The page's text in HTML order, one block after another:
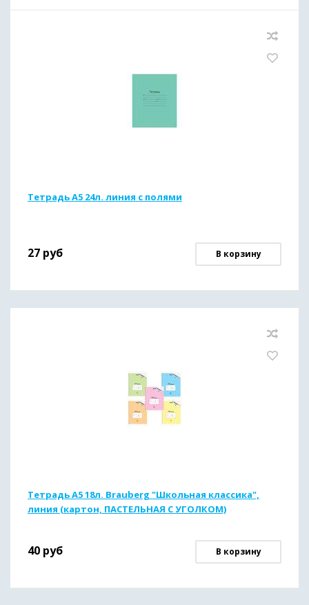
Тетрадь А5 24л. линия с полями
27 руб В корзину
Тетрадь А5 18л. Brauberg "Школьная классика",
линия (картон, ПАСТЕЛЬНАЯ С УГОЛКОМ)
40 руб В корзину